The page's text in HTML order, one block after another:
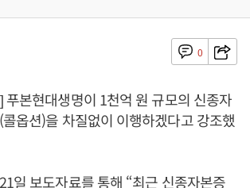
0
푸본현대생명이 1천억 원 규모의 신종자
옵션)을 차질없이 이행하겠다고 강조했
일 보도자료를 통해 “최근 신종자본증